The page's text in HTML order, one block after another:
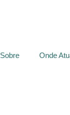
Sobre Onde